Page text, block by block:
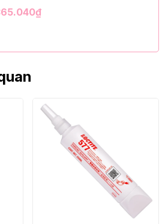
Bộ/Thùng (9" Angle Broom, Black